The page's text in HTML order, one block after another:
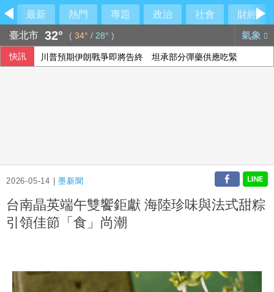
最新 熱門 專題 政治 社會
財經
臺北市 32° ( 34° / 28° ) 氣象
快訊 川普預期伊朗戰爭即將告終 坦承部分彈藥供應吃緊
2026-05-14 |墨新聞
台南晶英端午雙饗鉅獻 海陸珍味與法式甜粽
引領佳節「食」尚潮